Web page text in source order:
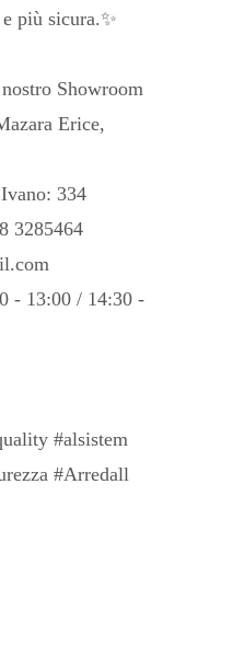
più sicura.✨
Showroom
Erice,
334
3285464
- 13:00 / 14:30 -
#alsistem
#Arredall